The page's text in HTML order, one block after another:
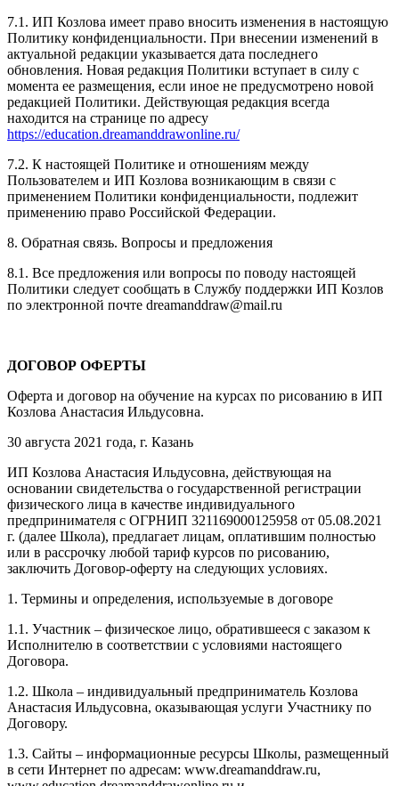
7.1. ИП Козлова имеет право вносить изменения в настоящую
Политику конфиденциальности. При внесении изменений в
актуальной редакции указывается дата последнего
обновления. Новая редакция Политики вступает в силу с
момента ее размещения, если иное не предусмотрено новой
редакцией Политики. Действующая редакция всегда
находится на странице по адресу
https://education.dreamanddrawonline.ru/
7.2. К настоящей Политике и отношениям между
Пользователем и ИП Козлова возникающим в связи с
применением Политики конфиденциальности, подлежит
применению право Российской Федерации.
8. Обратная связь. Вопросы и предложения
8.1. Все предложения или вопросы по поводу настоящей
Политики следует сообщать в Службу поддержки ИП Козлов
по электронной почте dreamanddraw@mail.ru
ДОГОВОР ОФЕРТЫ
Оферта и договор на обучение на курсах по рисованию в ИП
Козлова Анастасия Ильдусовна.
30 августа 2021 года, г. Казань
ИП Козлова Анастасия Ильдусовна, действующая на
основании свидетельства о государственной регистрации
физического лица в качестве индивидуального
предпринимателя с ОГРНИП 321169000125958 от 05.08.2021
г. (далее Школа), предлагает лицам, оплатившим полностью
или в рассрочку любой тариф курсов по рисованию,
заключить Договор-оферту на следующих условиях.
1. Термины и определения, используемые в договоре
1.1. Участник – физическое лицо, обратившееся с заказом к
Исполнителю в соответствии с условиями настоящего
Договора.
1.2. Школа – индивидуальный предприниматель Козлова
Анастасия Ильдусовна, оказывающая услуги Участнику по
Договору.
1.3. Сайты – информационные ресурсы Школы, размещенный
в сети Интернет по адресам: www.dreamanddraw.ru,